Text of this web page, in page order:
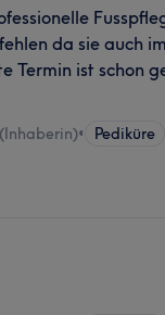
da sie auch
Termin ist schon
• Pediküre